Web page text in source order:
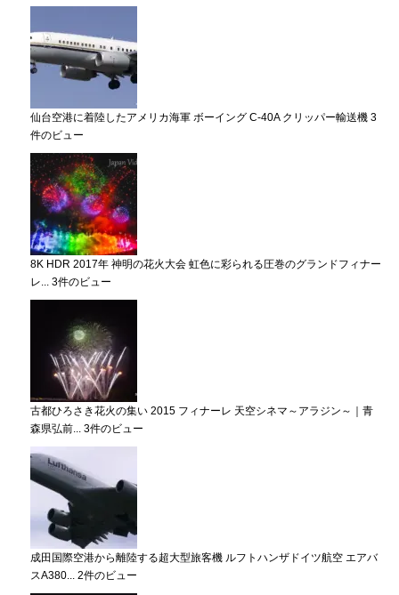
仙台空港に着陸したアメリカ海軍 ボーイング C-40A クリッパー輸送機 3
件のビュー
8K HDR 2017年 神明の花火大会 虹色に彩られる圧巻のグランドフィナー
レ... 3件のビュー
古都ひろさき花火の集い 2015 フィナーレ 天空シネマ～アラジン～｜青
森県弘前... 3件のビュー
成田国際空港から離陸する超大型旅客機 ルフトハンザドイツ航空 エアバ
スA380... 2件のビュー